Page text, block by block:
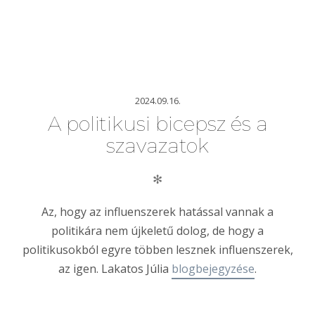
2024.09.16.
A politikusi bicepsz és a
szavazatok
✻
Az, hogy az influenszerek hatással vannak a
politikára nem újkeletű dolog, de hogy a
politikusokból egyre többen lesznek influenszerek,
az igen. Lakatos Júlia blogbejegyzése.